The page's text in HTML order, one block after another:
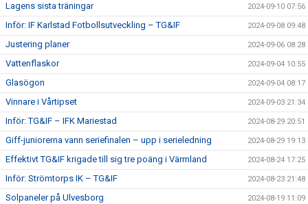
Lagens sista träningar 2024-09-10 07:56
Inför: IF Karlstad Fotbollsutveckling – TG&IF 2024-09-08 09:48
Justering planer 2024-09-06 08:28
Vattenflaskor 2024-09-04 10:55
Glasögon 2024-09-04 08:17
Vinnare i Vårtipset 2024-09-03 21:34
Inför: TG&IF – IFK Mariestad 2024-08-29 20:51
Giff-juniorerna vann seriefinalen – upp i serieledning 2024-08-29 19:13
Effektivt TG&IF krigade till sig tre poäng i Värmland 2024-08-24 17:25
Inför: Strömtorps IK – TG&IF 2024-08-23 21:48
Solpaneler på Ulvesborg 2024-08-19 11:09